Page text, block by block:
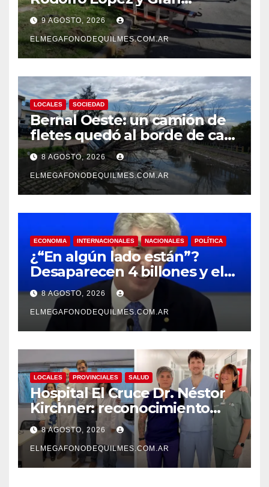
Canaria, Quilmes Oeste
9 AGOSTO, 2026
ELMEGAFONODEQUILMES.COM.AR
LOCALES SOCIEDAD
Bernal Oeste: un camión de
fletes quedó al borde de caer
al arroyo Las Piedras
8 AGOSTO, 2026
ELMEGAFONODEQUILMES.COM.AR
ECONOMIA INTERNACIONALES NACIONALES POLÍTICA
¿“En algún lado están”?
Desaparecen 4 billones y el
presidente del BCRA
responde con una risita
8 AGOSTO, 2026
ELMEGAFONODEQUILMES.COM.AR
LOCALES PROVINCIALES SALUD
Hospital El Cruce Dr. Néstor
Kirchner: reconocimiento
internacional a la calidad de
su atención
8 AGOSTO, 2026
ELMEGAFONODEQUILMES.COM.AR